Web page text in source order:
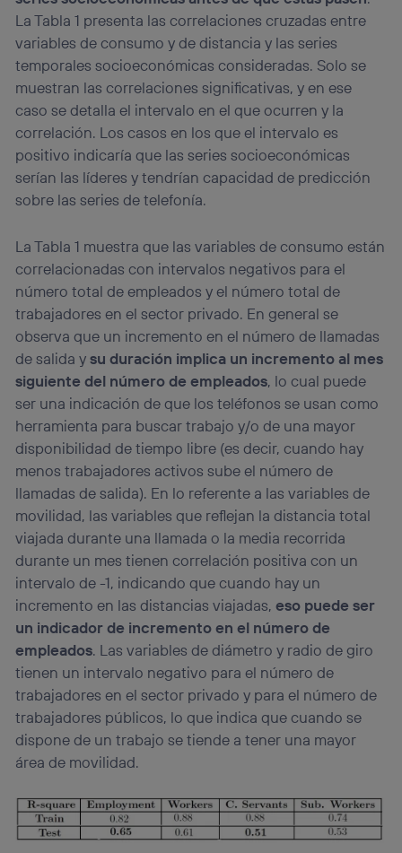
La Tabla 1 presenta las correlaciones cruzadas entre
variables de consumo y de distancia y las series
temporales socioeconómicas consideradas. Solo se
muestran las correlaciones significativas, y en ese
caso se detalla el intervalo en el que ocurren y la
correlación. Los casos en los que el intervalo es
positivo indicaría que las series socioeconómicas
serían las líderes y tendrían capacidad de predicción
sobre las series de telefonía.
La Tabla 1 muestra que las variables de consumo están
correlacionadas con intervalos negativos para el
número total de empleados y el número total de
trabajadores en el sector privado. En general se
observa que un incremento en el número de llamadas
de salida ysu duración implica un incremento al mes
siguiente del número de empleados, lo cual puede
ser una indicación de que los teléfonos se usan como
herramienta para buscar trabajo y/o de una mayor
disponibilidad de tiempo libre (es decir, cuando hay
menos trabajadores activos sube el número de
llamadas de salida). En lo referente a las variables de
movilidad, las variables que reflejan la distancia total
viajada durante una llamada o la media recorrida
durante un mes tienen correlación positiva con un
intervalo de -1, indicando que cuando hay un
incremento en las distancias viajadas,eso puede ser
un indicador de incremento en el número de
empleados. Las variables de diámetro y radio de giro
tienen un intervalo negativo para el número de
trabajadores en el sector privado y para el número de
trabajadores públicos, lo que indica que cuando se
dispone de un trabajo se tiende a tener una mayor
área de movilidad.